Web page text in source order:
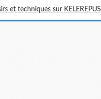
et techniques sur KELEREPUS